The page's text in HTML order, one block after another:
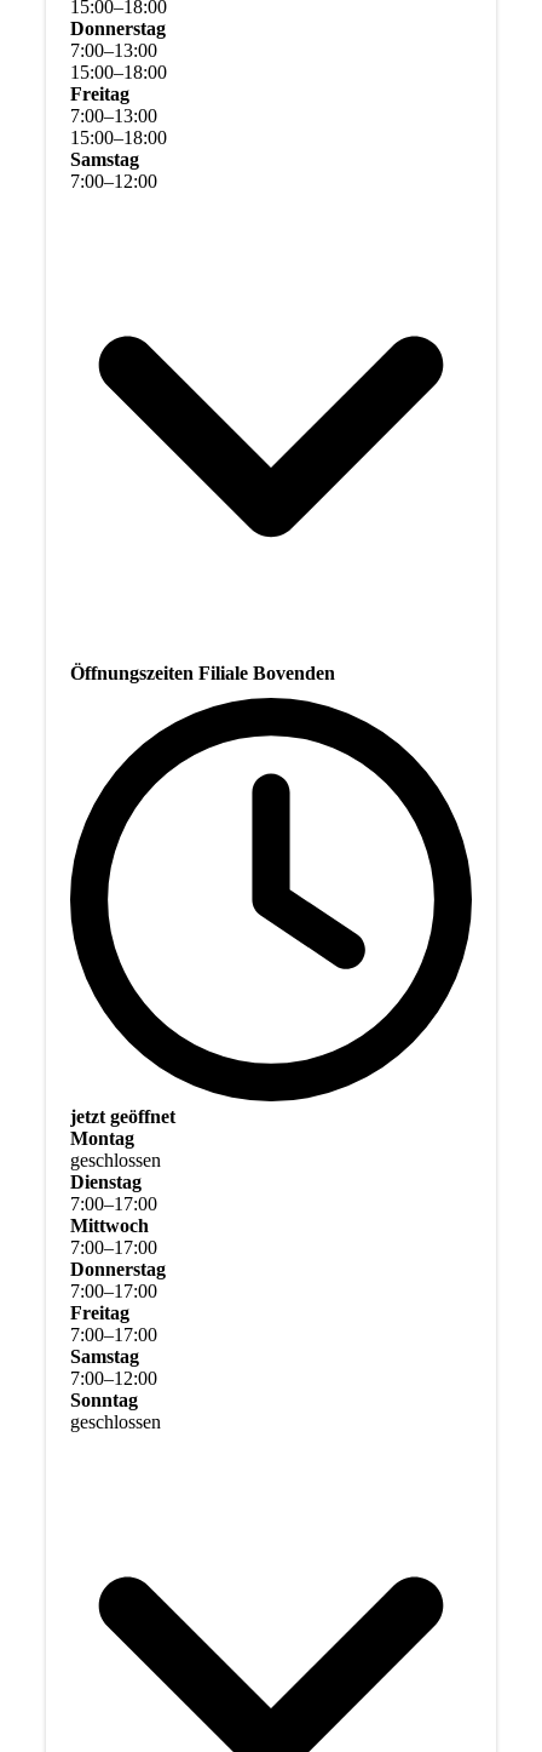
15:00–18:00
Donnerstag
7:00–13:00
15:00–18:00
Freitag
7:00–13:00
15:00–18:00
Samstag
7:00–12:00
Öffnungszeiten Filiale Bovenden
jetzt geöffnet
Montag
geschlossen
Dienstag
7:00–17:00
Mittwoch
7:00–17:00
Donnerstag
7:00–17:00
Freitag
7:00–17:00
Samstag
7:00–12:00
Sonntag
geschlossen